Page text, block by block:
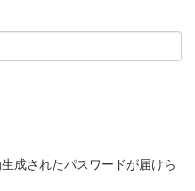
成されたパスワードが届けら